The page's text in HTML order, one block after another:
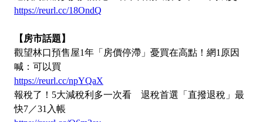
https://reurl.cc/18OndQ
【房市話題】
觀望林口預售屋1年「房價停滯」憂買在高點！網1原因
喊：可以買
https://reurl.cc/npYQaX
報稅了！5大減稅利多一次看 退稅首選「直撥退稅」最
快7／31入帳